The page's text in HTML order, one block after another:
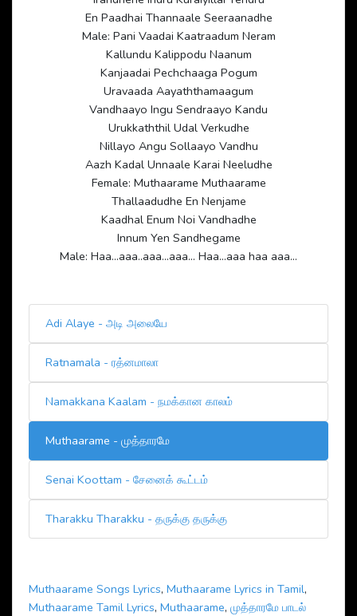
En Paadhai Thannaale Seeraanadhe
Male: Pani Vaadai Kaatraadum Neram
Kallundu Kalippodu Naanum
Kanjaadai Pechchaaga Pogum
Uravaada Aayaththamaagum
Vandhaayo Ingu Sendraayo Kandu
Urukkaththil Udal Verkudhe
Nillayo Angu Sollaayo Vandhu
Aazh Kadal Unnaale Karai Neeludhe
Female: Muthaarame Muthaarame
Thallaadudhe En Nenjame
Kaadhal Enum Noi Vandhadhe
Innum Yen Sandhegame
Male: Haa…aaa..aaa…aaa… Haa…aaa haa aaa…
Adi Alaye - அடி அலையே
Ratnamala - ரத்னமாலா
Namakkana Kaalam - நமக்கான காலம்
Muthaarame - முத்தாரமே
Senai Koottam - சேனைக் கூட்டம்
Tharakku Tharakku - தருக்கு தருக்கு
Muthaarame Songs Lyrics, Muthaarame Lyrics in Tamil,
Muthaarame Tamil Lyrics, Muthaarame, முத்தாரமே பாடல்